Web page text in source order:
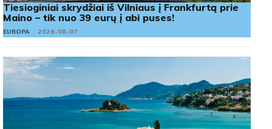
Tiesioginiai skrydžiai iš Vilniaus į Frankfurtą prie
Maino – tik nuo 39 eurų į abi puses!
EUROPA 2026-08-07